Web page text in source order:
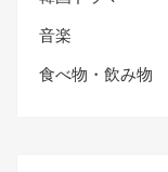
音楽
食べ物・飲み物